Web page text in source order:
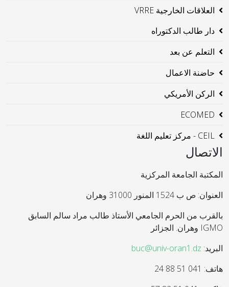
العلاقات الخارجية VRRE
دار طالب الدكتوراه
التعلم عن بعد
حاضنة الاعمال
الركن الأمريكي
ECOMED
CEIL - مركز تعليم اللغة
الاتصال
المكتبة الجامعة المركزية
العنوان: ص ب 1524 المنور 31000 وهران
بالقرب من الحرم الجامعي الأستاذ طالب مراد سالم السابق
IGMO وهران. الجزائر
البريد: buc@univ-oran1.dz
هاتف: 041 51 88 24